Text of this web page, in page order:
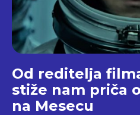
Od reditelja
stiže nam priča
na Mesecu